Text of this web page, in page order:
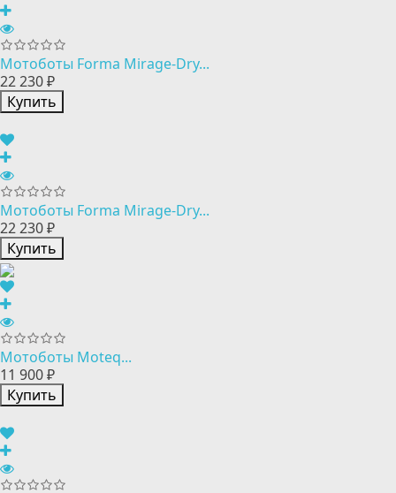
Мотоботы Forma Mirage-Dry...
22 230 ₽
Купить
Мотоботы Forma Mirage-Dry...
22 230 ₽
Купить
Мотоботы Moteq...
11 900 ₽
Купить